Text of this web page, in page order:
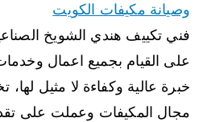
وصيانة مكيفات الكويت
فني تكييف هندي الشويخ
على القيام بجميع اعمال
خبرة عالية وكفاءة لا مثيل
مجال المكيفات وعملت على